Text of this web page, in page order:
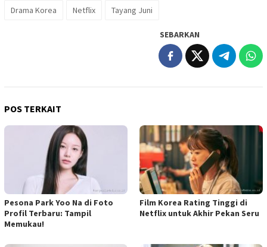
Drama Korea Netflix Tayang Juni
SEBARKAN
POS TERKAIT
Pesona Park Yoo Na di Foto
Profil Terbaru: Tampil
Memukau!
Film Korea Rating Tinggi di
Netflix untuk Akhir Pekan Seru